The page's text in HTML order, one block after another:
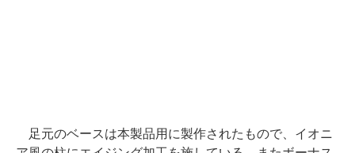
足元のベースは本製品用に製作されたもので、イオニ